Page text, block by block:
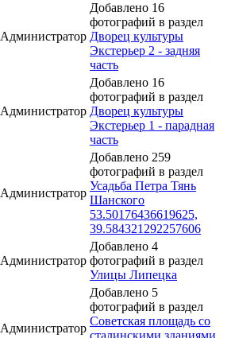
Администратор
Добавлено 16
фотографий в раздел
Дворец культуры
Экстерьер 2 - задняя
часть
Администратор
Добавлено 16
фотографий в раздел
Дворец культуры
Экстерьер 1 - парадная
часть
Администратор
Добавлено 259
фотографий в раздел
Усадьба Петра Тянь
Шанского
53.50176436619625,
39.584321292257606
Администратор
Добавлено 4
фотографий в раздел
Улицы Липецка
Администратор
Добавлено 5
фотографий в раздел
Советская площадь со
сталинскими зданиями